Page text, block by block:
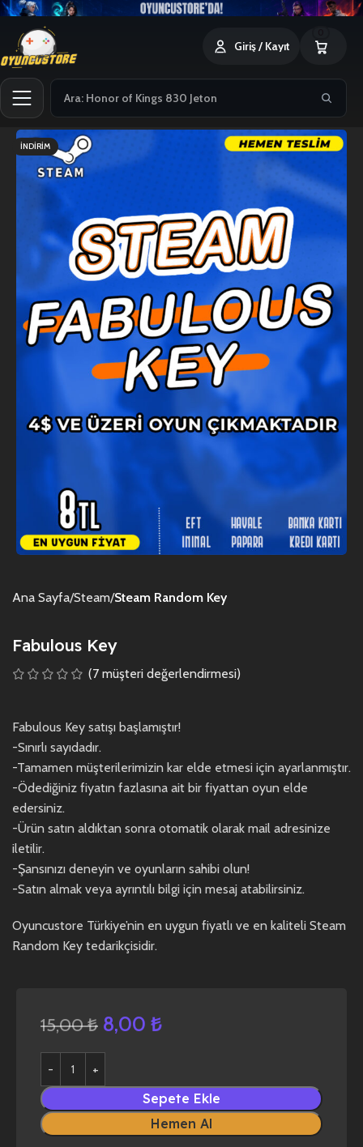
Giriş / Kayıt
İNDIRIM
Ana Sayfa Steam Steam Random Key
Fabulous Key
(7 müşteri değerlendirmesi)
Fabulous Key satışı başlamıştır!
-Sınırlı sayıdadır.
-Tamamen müşterilerimizin kar elde etmesi için ayarlanmıştır.
-Ödediğiniz fiyatın fazlasına ait bir fiyattan oyun elde
edersiniz.
-Ürün satın aldıktan sonra otomatik olarak mail adresinize
iletilir.
-Şansınızı deneyin ve oyunların sahibi olun!
-Satın almak veya ayrıntılı bilgi için mesaj atabilirsiniz.
Oyuncustore Türkiye’nin en uygun fiyatlı ve en kaliteli Steam
Random Key tedarikçisidir.
15,00₺ 8,00 ₺
Sepete Ekle
Hemen Al